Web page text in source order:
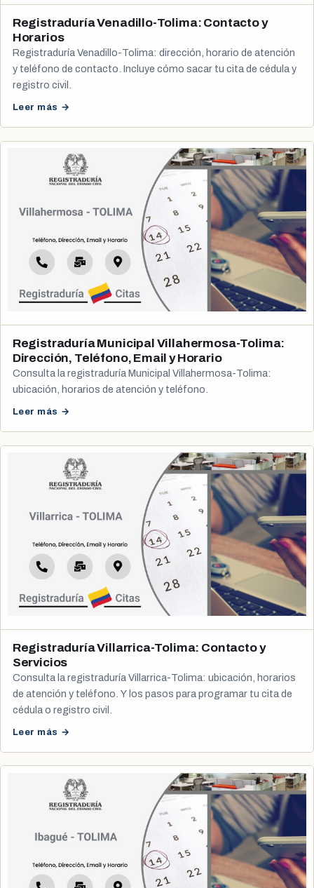
Registraduría Venadillo-Tolima: Contacto y
Horarios
Registraduría Venadillo-Tolima: dirección, horario de atención
y teléfono de contacto. Incluye cómo sacar tu cita de cédula y
registro civil.
Leer más →
Registraduría Municipal Villahermosa-Tolima:
Dirección, Teléfono, Email y Horario
Consulta la registraduría Municipal Villahermosa-Tolima:
ubicación, horarios de atención y teléfono.
Leer más →
Registraduría Villarrica-Tolima: Contacto y
Servicios
Consulta la registraduría Villarrica-Tolima: ubicación, horarios
de atención y teléfono. Y los pasos para programar tu cita de
cédula o registro civil.
Leer más →